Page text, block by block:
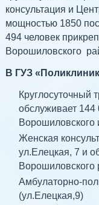
консультация и
мощностью 1850
494 человек
Ворошиловского
В ГУЗ
Круглосуточный
обслуживает 144
Ворошиловского
Женская
ул.Елецкая, 7 и
Ворошиловского
Амбулаторно-
(ул.Елецкая,9)